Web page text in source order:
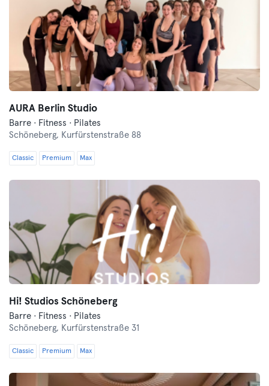
AURA Berlin Studio
Barre · Fitness · Pilates
Schöneberg, Kurfürstenstraße 88
Classic Premium Max
Hi! Studios Schöneberg
Barre · Fitness · Pilates
Schöneberg, Kurfürstenstraße 31
Classic Premium Max